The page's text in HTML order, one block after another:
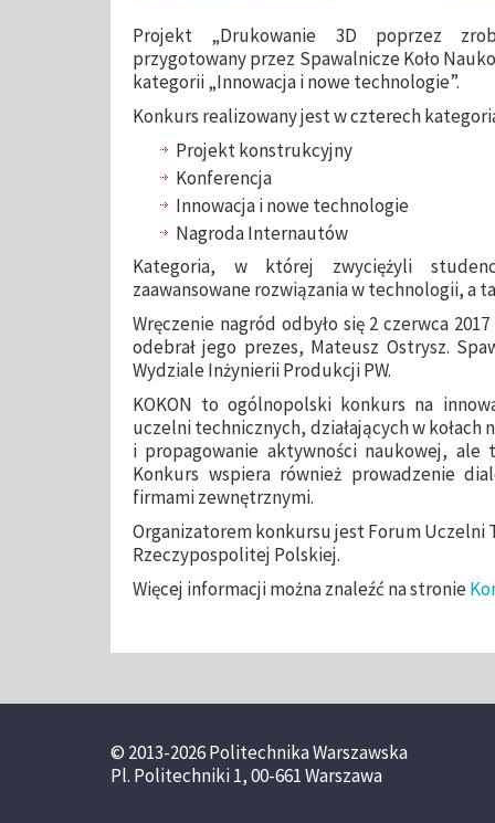
Projekt „Drukowanie 3D poprzez
przygotowany przez Spawalnicze Koło
kategorii „Innowacja i nowe technologie”.
Konkurs realizowany jest w czterech
Projekt konstrukcyjny
Konferencja
Innowacja i nowe technologie
Nagroda Internautów
Kategoria, w której zwyciężyli
zaawansowane rozwiązania w technologii, a
Wręczenie nagród odbyło się 2 czerwca
odebrał jego prezes, Mateusz Ostrysz.
Wydziale Inżynierii Produkcji PW.
KOKON to ogólnopolski konkurs na
uczelni technicznych, działających w
i propagowanie aktywności naukowej, ale
Konkurs wspiera również prowadzenie
firmami zewnętrznymi.
Organizatorem konkursu jest Forum
Rzeczypospolitej Polskiej.
Więcej informacji można znaleźć na stronie
© 2013-2026 Politechnika Warszawska
Pl. Politechniki 1, 00-661 Warszawa